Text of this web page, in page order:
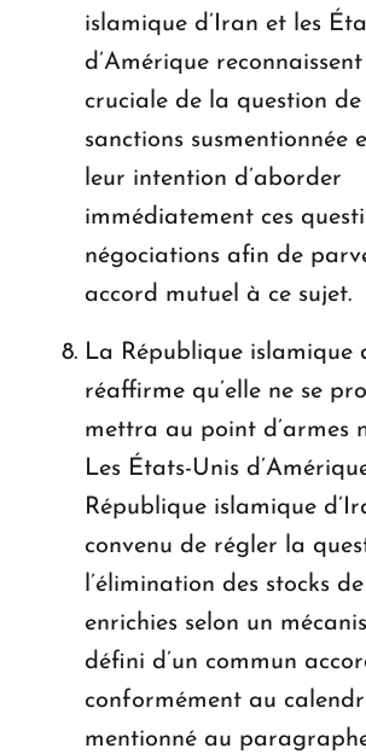
islamique d’Iran et les
d’Amérique
cruciale de la question de
sanctions susmentionnée
leur intention d’aborder
immédiatement ces
négociations afin de
accord mutuel à ce sujet.
La République islamique
réaffirme qu’elle ne se
mettra au point d’armes
Les États-Unis
République islamique
convenu de régler la
l’élimination des stocks
enrichies selon un
défini d’un commun
conformément au
mentionné au